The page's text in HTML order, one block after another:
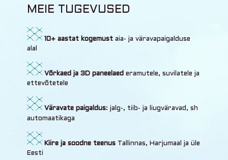
MEIE TUGEVUSED
10+ aastat kogemust aia- ja väravapaigalduse
alal
Võrkaed ja 3D paneelaed eramutele, suvilatele ja
ettevõtetele
Väravate paigaldus: jalg-, tiib- ja liugväravad, sh
automaatikaga
Kiire ja soodne teenus Tallinnas, Harjumaal ja üle
Eesti